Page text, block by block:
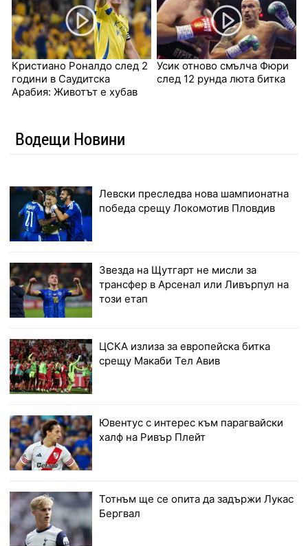
Кристиано Роналдо след 2
години в Саудитска
Арабия: Животът е хубав
Усик отново смълча Фюри
след 12 рунда люта битка
Водещи Новини
Левски преследва нова шампионатна
победа срещу Локомотив Пловдив
Звезда на Щутгарт не мисли за
трансфер в Арсенал или Ливърпул на
този етап
ЦСКА излиза за европейска битка
срещу Макаби Тел Авив
Ювентус с интерес към парагвайски
халф на Ривър Плейт
Тотнъм ще се опита да задържи Лукас
Бергвал